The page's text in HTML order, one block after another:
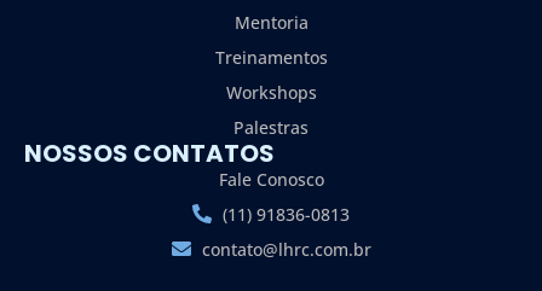
Mentoria
Treinamentos
Workshops
Palestras
NOSSOS CONTATOS
Fale Conosco
(11) 91836-0813
contato@lhrc.com.br